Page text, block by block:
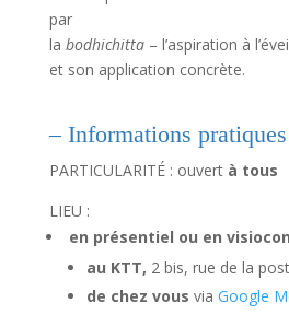
par
la bodhichitta– l’aspiration à
et son application concrète.
– Informations
PARTICULARITÉ : ouvertà tous
LIEU :
en présentiel ou en
au KTT, 2 bis, rue de la
de chez vous via Google